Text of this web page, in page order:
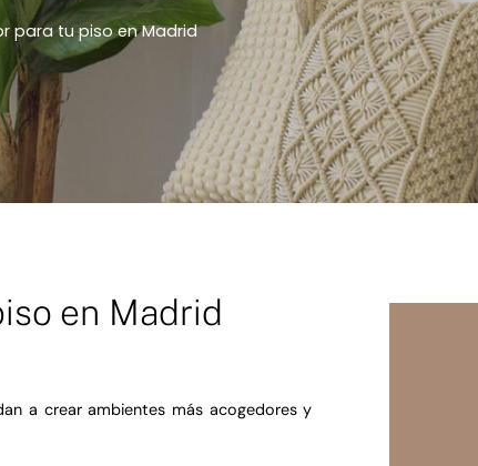
para tu piso en Madrid
en Madrid
a crear ambientes más acogedores y